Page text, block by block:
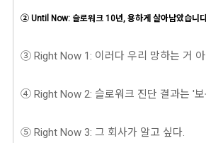
② Until Now: 슬로워크 10년, 용하게 살아남았습니
③ Right Now 1: 이러다 우리 망하는 거
④ Right Now 2: 슬로워크 진단 결과는 '보
⑤ Right Now 3: 그 회사가 알고 싶다.